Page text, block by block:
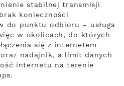
stabilnej transmisji
konieczności
do punktu odbioru – usługa
w okolicach, do których
się z internetem
nadajnik, a limit danych
internetu na terenie